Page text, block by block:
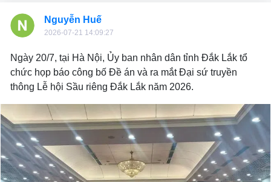
Nguyễn Huế
2026-07-21 14:09:27
Ngày 20/7, tại Hà Nội, Ủy ban nhân dân tỉnh Đắk Lắk tổ
chức họp báo công bố Đề án và ra mắt Đại sứ truyền
thông Lễ hội Sầu riêng Đắk Lắk năm 2026.